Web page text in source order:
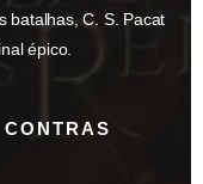
batalhas, C. S. Pacat
épico.
CONTRAS